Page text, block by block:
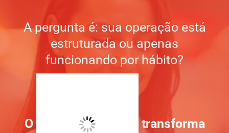
A pergunta é: sua operação está
estruturada ou apenas
funcionando por hábito?
O transforma